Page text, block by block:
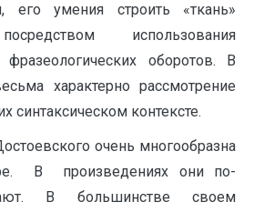
его умения строить «ткань»
использования
оборотов. В
характерно рассмотрение
синтаксическом контексте.
очень многообразна
В произведениях они по-
В большинстве своем